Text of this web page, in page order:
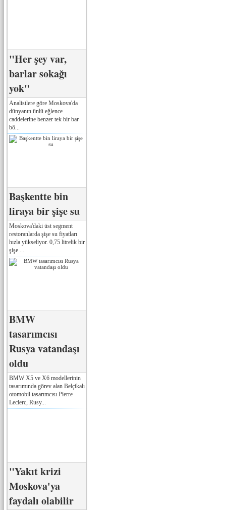
"Her şey var,
barlar sokağı
yok"
Analistlere göre Moskova'da
dünyanın ünlü eğlence
caddelerine benzer tek bir bar
bö...
Başkentte bin
liraya bir şişe su
Moskova'daki üst segment
restoranlarda şişe su fiyatları
hızla yükseliyor. 0,75 litrelik bir
şişe ...
BMW
tasarımcısı
Rusya vatandaşı
oldu
BMW X5 ve X6 modellerinin
tasarımında görev alan Belçikalı
otomobil tasarımcısı Pierre
Leclerc, Rusy...
"Yakıt krizi
Moskova'ya
faydalı olabilir